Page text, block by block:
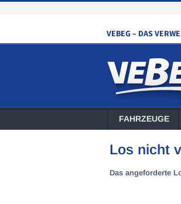
FAHRZEUGE
Los nicht
Das angeforderte